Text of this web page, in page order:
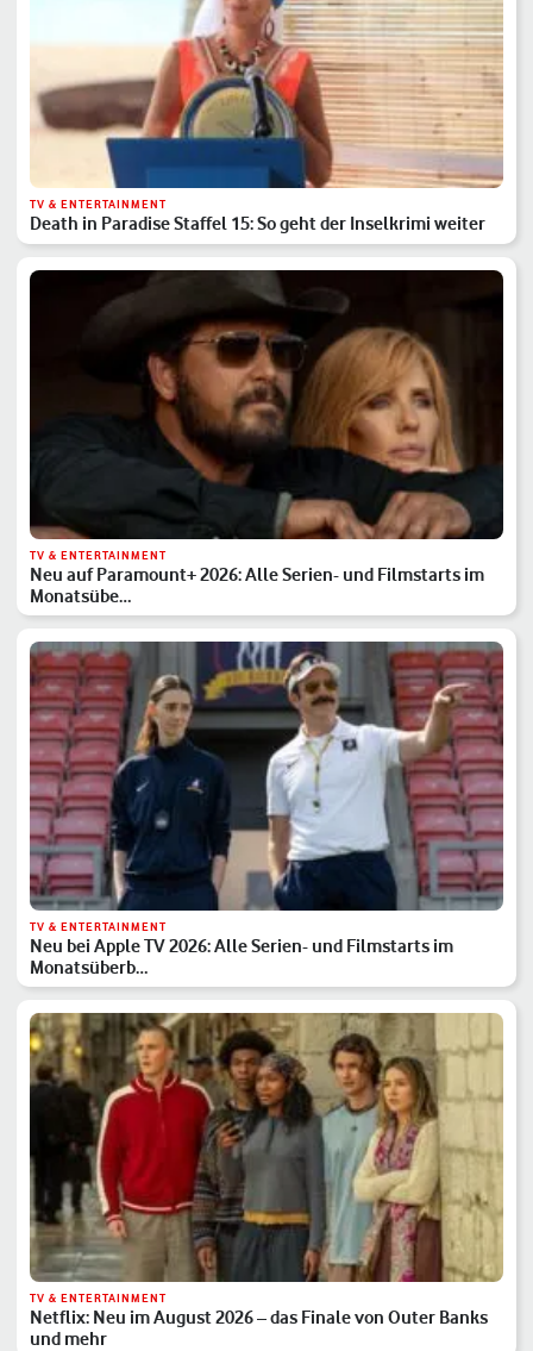
TV & ENTERTAINMENT
Death in Paradise Staffel 15: So geht der Inselkrimi weiter
TV & ENTERTAINMENT
Neu auf Paramount+ 2026: Alle Serien- und Filmstarts im
Monatsübe…
TV & ENTERTAINMENT
Neu bei Apple TV 2026: Alle Serien- und Filmstarts im
Monatsüberb…
TV & ENTERTAINMENT
Netflix: Neu im August 2026 – das Finale von Outer Banks
und mehr